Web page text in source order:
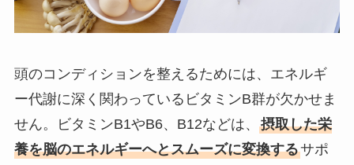
頭のコンディションを整えるためには、エネルギ
ー代謝に深く関わっているビタミンB群が欠かせま
せん。ビタミンB1やB6、B12などは、 摂取した栄
養を脳のエネルギーへとスムーズに変換するサポ